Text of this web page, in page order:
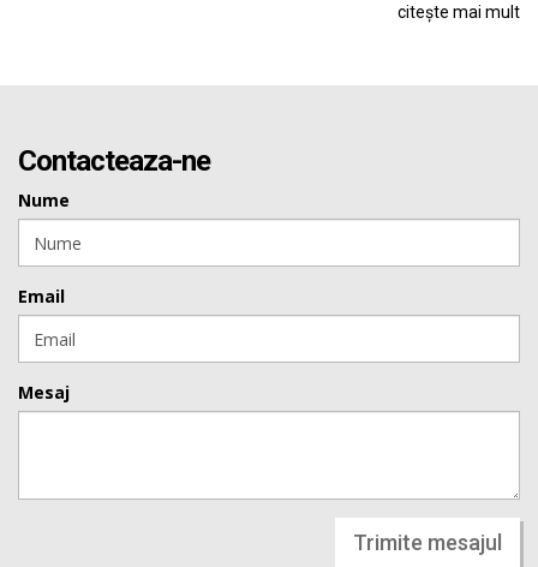
citește mai mult
Contacteaza-ne
Nume
Email
Mesaj
Trimite mesajul